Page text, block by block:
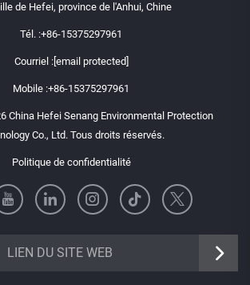
de Hefei, province de l'Anhui, Chine
Tél. :+86-15375297961
Courriel :[email protected]
Mobile :+86-15375297961
China Hefei Senang Environmental Protection
Co., Ltd. Tous droits réservés.
Politique de confidentialité
LIEN DU SITE WEB
senangbz.en.alibaba.com